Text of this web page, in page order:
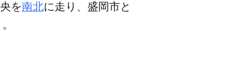
を南北に走り、盛岡市と